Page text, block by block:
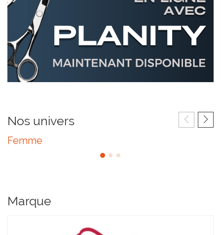
avec
PLANITY
Nos univers
Femme
Marque